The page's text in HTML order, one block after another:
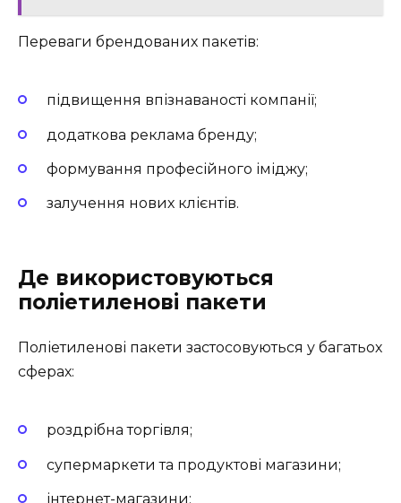
Переваги брендованих пакетів:
підвищення впізнаваності компанії;
додаткова реклама бренду;
формування професійного іміджу;
залучення нових клієнтів.
Де використовуються
поліетиленові пакети
Поліетиленові пакети застосовуються у багатьох
сферах:
роздрібна торгівля;
супермаркети та продуктові магазини;
інтернет-магазини;